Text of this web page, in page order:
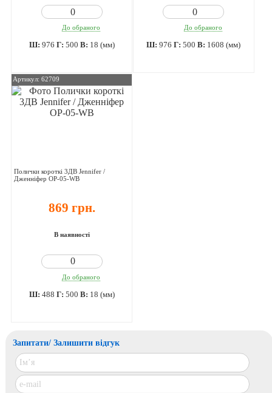
До обраного
Ш: 976 Г: 500 В: 18 (мм)
До обраного
Ш:976 Г:500 В: 1608 (мм)
Артикул: 62709
Полички короткі 3ДВ Jennifer /
Дженніфер OP-05-WB
869 грн.
В наявності
До обраного
Ш: 488 Г: 500 В: 18 (мм)
Запитати/ Залишити відгук